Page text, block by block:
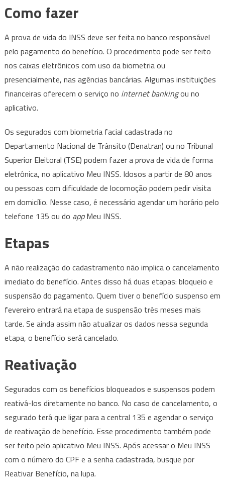
Como fazer
A prova de vida do INSS deve ser feita no banco responsável
pelo pagamento do benefício. O procedimento pode ser feito
nos caixas eletrônicos com uso da biometria ou
presencialmente, nas agências bancárias. Algumas instituições
financeiras oferecem o serviço no internet bankingou no
aplicativo.
Os segurados com biometria facial cadastrada no
Departamento Nacional de Trânsito (Denatran) ou no Tribunal
Superior Eleitoral (TSE) podem fazer a prova de vida de forma
eletrônica, no aplicativo Meu INSS. Idosos a partir de 80 anos
ou pessoas com dificuldade de locomoção podem pedir visita
em domicílio. Nesse caso, é necessário agendar um horário pelo
telefone 135 ou do appMeu INSS.
Etapas
A não realização do cadastramento não implica o cancelamento
imediato do benefício. Antes disso há duas etapas: bloqueio e
suspensão do pagamento. Quem tiver o benefício suspenso em
fevereiro entrará na etapa de suspensão três meses mais
tarde. Se ainda assim não atualizar os dados nessa segunda
etapa, o benefício será cancelado.
Reativação
Segurados com os benefícios bloqueados e suspensos podem
reativá-los diretamente no banco. No caso de cancelamento, o
segurado terá que ligar para a central 135 e agendar o serviço
de reativação de benefício. Esse procedimento também pode
ser feito pelo aplicativo Meu INSS. Após acessar o Meu INSS
com o número do CPF e a senha cadastrada, busque por
Reativar Benefício, na lupa.